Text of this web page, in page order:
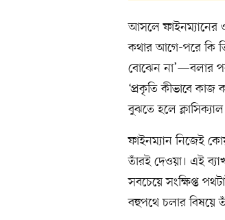
আসলে ফাইনম্যানের
কথার আগে-পরে কি
বোঝেন না’—বলার
‘প্রকৃতি কীভাবে
বুঝতে হলে
ফাইনম্যান নিজেই
তাঁরই দেওয়া। এই
সবচেয়ে সংক্ষিপ্ত
বহুপথে চলার বিষয়ে